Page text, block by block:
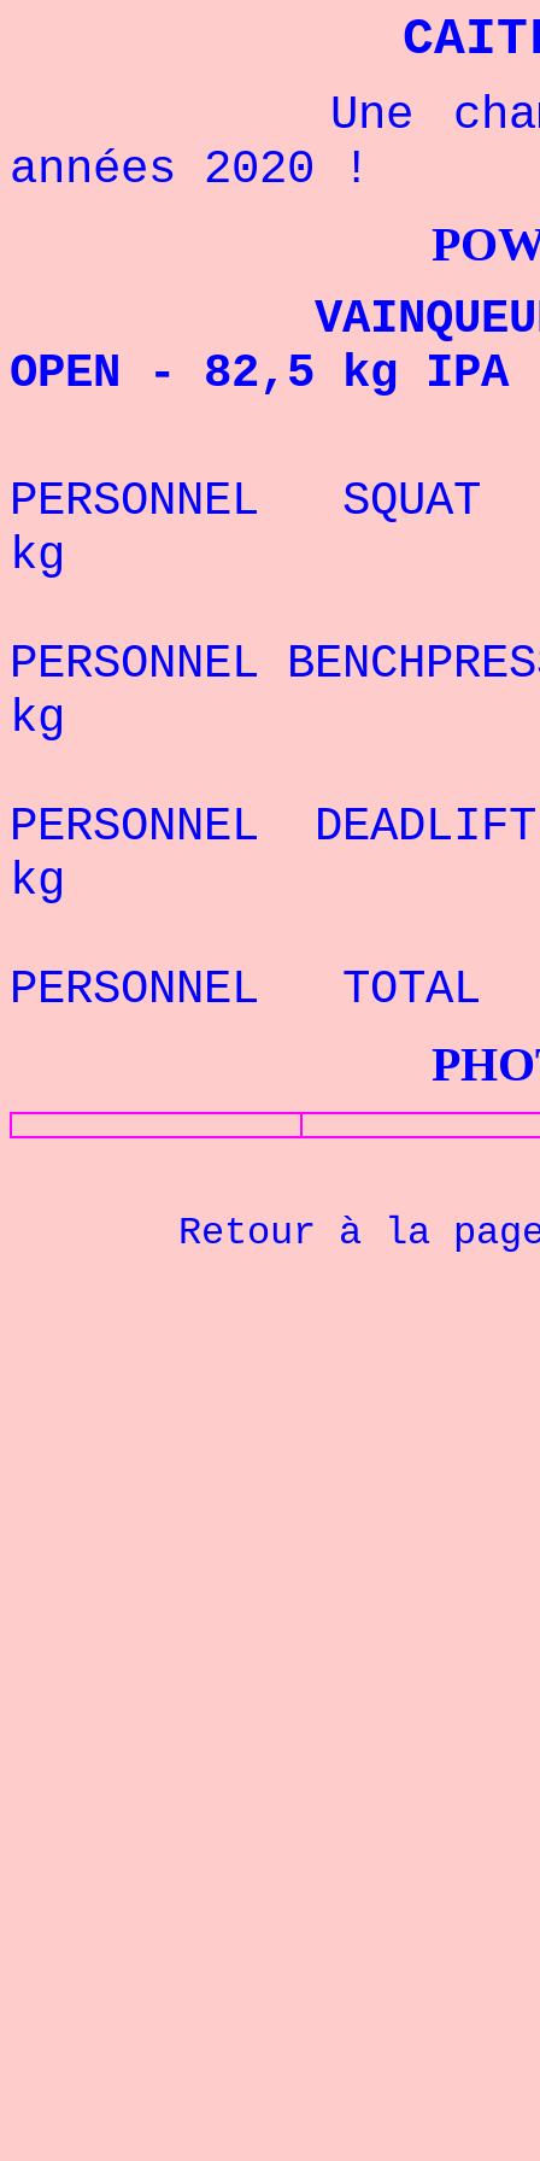
Une
années 2020 !
VAINQUEUR DU
OPEN - 82,5 kg IPA
PERSONNEL
kg
PERSONNEL
kg
PERSONNEL
kg
PERSONNEL
PHOTOS
Retour à la